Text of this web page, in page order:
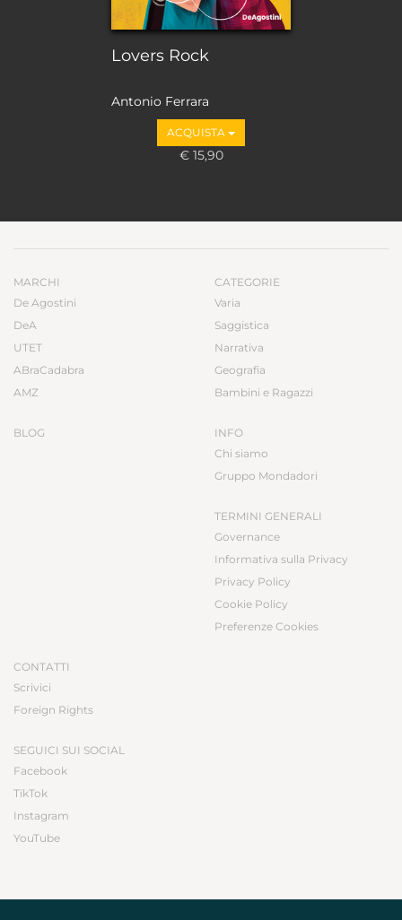
Lovers Rock
Antonio Ferrara
ACQUISTA
€ 15,90
MARCHI
De Agostini
DeA
UTET
ABraCadabra
AMZ
BLOG
CATEGORIE
Varia
Saggistica
Narrativa
Geografia
Bambini e Ragazzi
INFO
Chi siamo
Gruppo Mondadori
TERMINI GENERALI
Governance
Informativa sulla Privacy
Privacy Policy
Cookie Policy
Preferenze Cookies
CONTATTI
Scrivici
Foreign Rights
SEGUICI SUI SOCIAL
Facebook
TikTok
Instagram
YouTube